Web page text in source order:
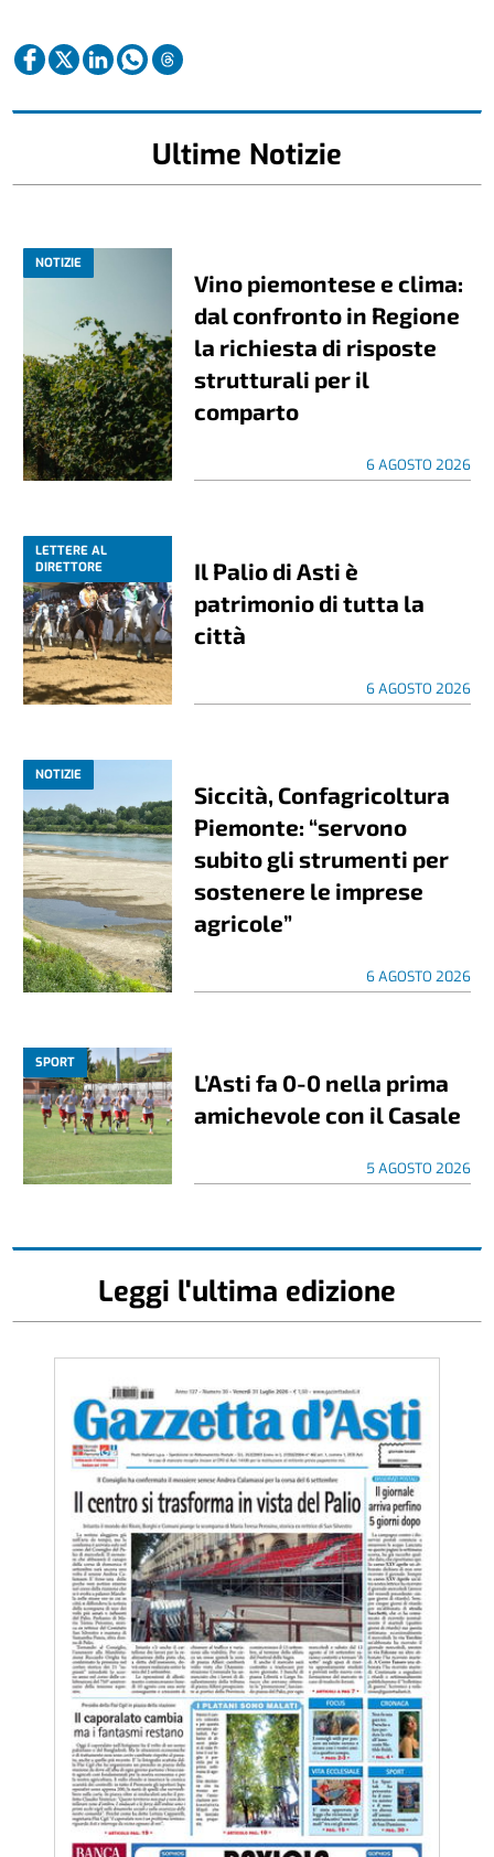
Ultime Notizie
NOTIZIE
Vino piemontese e clima:
dal confronto in Regione
la richiesta di risposte
strutturali per il
comparto
6 AGOSTO 2026
LETTERE AL
DIRETTORE
Il Palio di Asti è
patrimonio di tutta la
città
6 AGOSTO 2026
NOTIZIE
Siccità, Confagricoltura
Piemonte: “servono
subito gli strumenti per
sostenere le imprese
agricole”
6 AGOSTO 2026
SPORT
L’Asti fa 0-0 nella prima
amichevole con il Casale
5 AGOSTO 2026
Leggi l'ultima edizione